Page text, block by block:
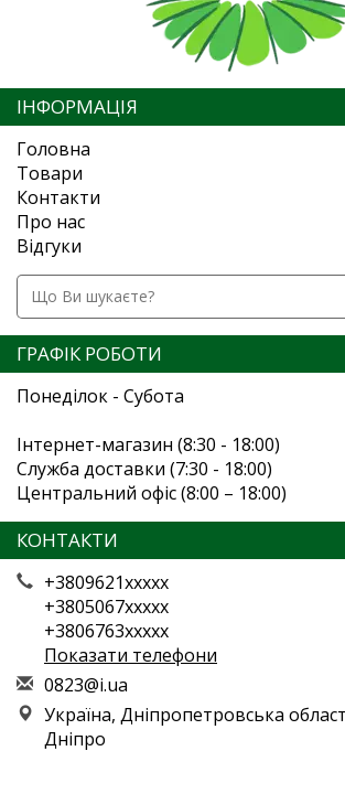
ІНФОРМАЦІЯ
Головна
Товари
Контакти
Про нас
Відгуки
ГРАФІК РОБОТИ
Понеділок - Субота
Інтернет-магазин (8:30 - 18:00)
Служба доставки (7:30 - 18:00)
Центральний офіс (8:00 – 18:00)
КОНТАКТИ
+3809621xxxxx
+3805067xxxxx
+3806763xxxxx
Показати телефони
0823@i.ua
Україна, Дніпропетровська
Дніпро